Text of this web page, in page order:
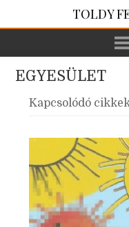
TOLDY
EGYESÜLET
Kapcsolódó